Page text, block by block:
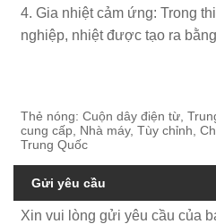
4. Gia nhiệt cảm ứng: Trong
nghiệp, nhiệt được tạo ra
Thẻ nóng: Cuộn dây điện từ,
cung cấp, Nhà máy, Tùy chỉnh,
Trung Quốc
Gửi yêu cầu
Xin vui lòng gửi yêu cầu của